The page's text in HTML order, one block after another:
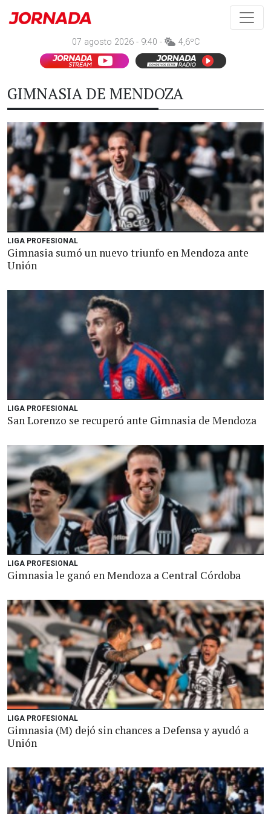
07 agosto 2026 - 9:40 - 4,6ºC
GIMNASIA DE MENDOZA
LIGA PROFESIONAL
Gimnasia sumó un nuevo triunfo en Mendoza ante
Unión
LIGA PROFESIONAL
San Lorenzo se recuperó ante Gimnasia de Mendoza
LIGA PROFESIONAL
Gimnasia le ganó en Mendoza a Central Córdoba
LIGA PROFESIONAL
Gimnasia (M) dejó sin chances a Defensa y ayudó a
Unión